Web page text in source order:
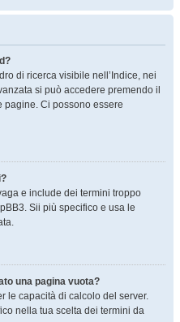
di ricerca visibile nell’Indice, nei
si può accedere premendo il
pagine. Ci possono essere
e include dei termini troppo
Sii più specifico e usa le
una pagina vuota?
le capacità di calcolo del server.
nella tua scelta dei termini da